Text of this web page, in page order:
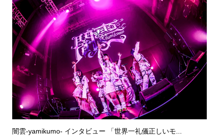
闇雲-yamikumo- インタビュー 「世界一礼儀正しいモ...